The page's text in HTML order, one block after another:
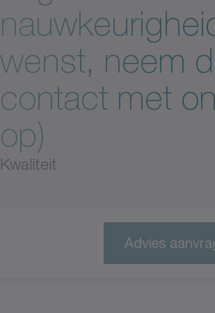
wenst, neem
contact met
op)
Kwaliteit
Advies